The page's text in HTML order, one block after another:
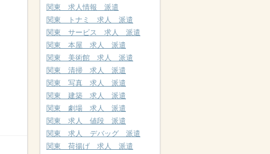
関東 求人情報 派遣
関東 トナミ 求人 派遣
関東 サービス 求人 派遣
関東 本屋 求人 派遣
関東 美術館 求人 派遣
関東 清掃 求人 派遣
関東 写真 求人 派遣
関東 建築 求人 派遣
関東 劇場 求人 派遣
関東 求人 値段 派遣
関東 求人 デバッグ 派遣
関東 荷揚げ 求人 派遣